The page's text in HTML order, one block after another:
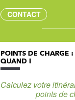
CONTACT
POINTS DE CHARGE
QUAND !
Calculez votre
points de